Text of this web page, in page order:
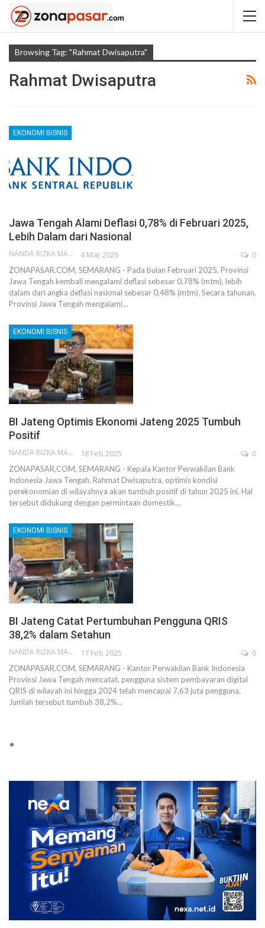
Browsing Tag: "Rahmat Dwisaputra"
Rahmat Dwisaputra
EKONOMI BISNIS
Jawa Tengah Alami Deflasi 0,78% di Februari 2025,
Lebih Dalam dari Nasional
NANDA RIZKA MAHENDRA 4 Mar 2025 0
ZONAPASAR.COM, SEMARANG - Pada bulan Februari 2025, Provinsi
Jawa Tengah kembali mengalami deflasi sebesar 0,78% (mtm), lebih
dalam dari angka deflasi nasional sebesar 0,48% (mtm). Secara tahunan,
Provinsi Jawa Tengah mengalami…
EKONOMI BISNIS
BI Jateng Optimis Ekonomi Jateng 2025 Tumbuh
Positif
NANDA RIZKA MAHENDRA 18 Feb 2025 0
ZONAPASAR.COM, SEMARANG - Kepala Kantor Perwakilan Bank
Indonesia Jawa Tengah, Rahmat Dwisaputra, optimis kondisi
perekonomian di wilayahnya akan tumbuh positif di tahun 2025 ini. Hal
tersebut didukung dengan permintaan domestik…
EKONOMI BISNIS
BI Jateng Catat Pertumbuhan Pengguna QRIS
38,2% dalam Setahun
NANDA RIZKA MAHENDRA 17 Feb 2025 0
ZONAPASAR.COM, SEMARANG - Kantor Perwakilan Bank Indonesia
Provinsi Jawa Tengah mencatat, pengguna sistem pembayaran digital
QRIS di wilayah ini hingga 2024 telah mencapai 7,63 juta pengguna.
Jumlah tersebut tumbuh 38,2%…